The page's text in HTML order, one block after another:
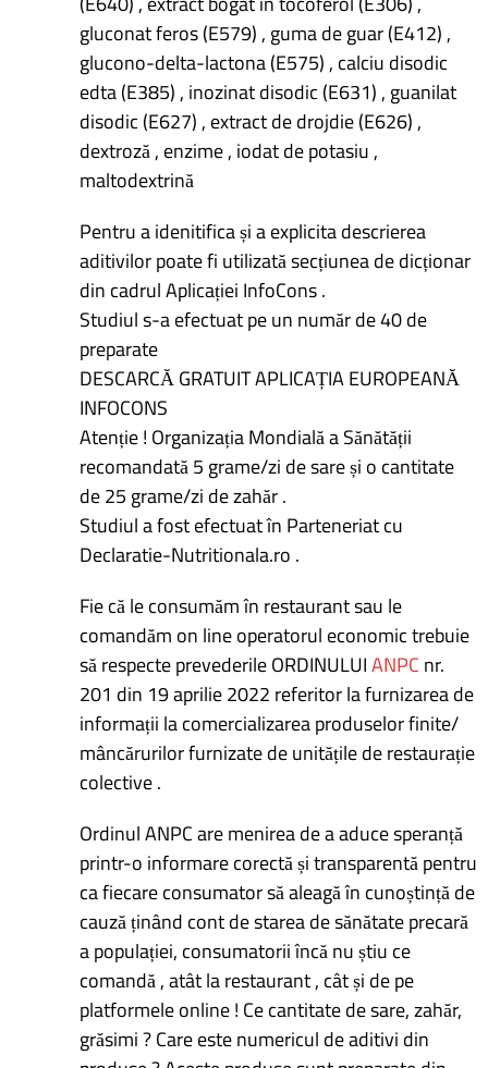
gluconat feros (E579) , guma de guar (E412) ,
glucono-delta-lactona (E575) , calciu disodic
edta (E385) , inozinat disodic (E631) , guanilat
disodic (E627) , extract de drojdie (E626) ,
dextroză , enzime , iodat de potasiu ,
maltodextrină
Pentru a idenitifica și a explicita descrierea
aditivilor poate fi utilizată secțiunea de dicționar
din cadrul Aplicației InfoCons .
Studiul s-a efectuat pe un număr de 40 de
preparate
DESCARCĂ GRATUIT APLICAȚIA EUROPEANĂ
INFOCONS
Atenție ! Organizația Mondială a Sănătății
recomandată 5 grame/zi de sare și o cantitate
de 25 grame/zi de zahăr .
Studiul a fost efectuat în Parteneriat cu
Declaratie-Nutritionala.ro .
Fie că le consumăm în restaurant sau le
comandăm on line operatorul economic trebuie
să respecte prevederile ORDINULUIANPC nr.
201 din 19 aprilie 2022 referitor la furnizarea de
informații la comercializarea produselor finite/
mâncărurilor furnizate de unitățile de restaurație
colective .
Ordinul ANPC are menirea de a aduce speranță
printr-o informare corectă și transparentă pentru
ca fiecare consumator să aleagă în cunoștință de
cauză ținând cont de starea de sănătate precară
a populației, consumatorii încă nu știu ce
comandă , atât la restaurant , cât și de pe
platformele online ! Ce cantitate de sare, zahăr,
grăsimi ? Care este numericul de aditivi din